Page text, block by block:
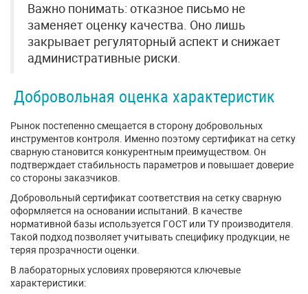
Важно понимать: отказное письмо не
заменяет оценку качества. Оно лишь
закрывает регуляторный аспект и снижает
административные риски.
Добровольная оценка характеристик
Рынок постепенно смещается в сторону добровольных
инструментов контроля. Именно поэтому сертификат на сетку
сварную становится конкурентным преимуществом. Он
подтверждает стабильность параметров и повышает доверие
со стороны заказчиков.
Добровольный сертификат соответствия на сетку сварную
оформляется на основании испытаний. В качестве
нормативной базы используется ГОСТ или ТУ производителя.
Такой подход позволяет учитывать специфику продукции, не
теряя прозрачности оценки.
В лабораторных условиях проверяются ключевые
характеристики: